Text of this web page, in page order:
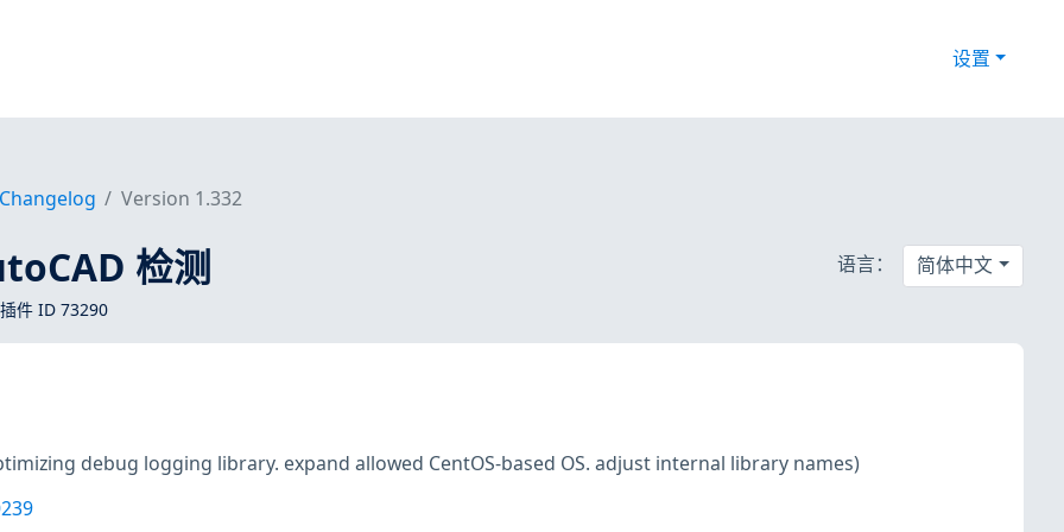
设置
Version 1.332
检测
件 ID 73290
语言： 简体中文
debug logging library. expand allowed CentOS-based OS. adjust internal library names)